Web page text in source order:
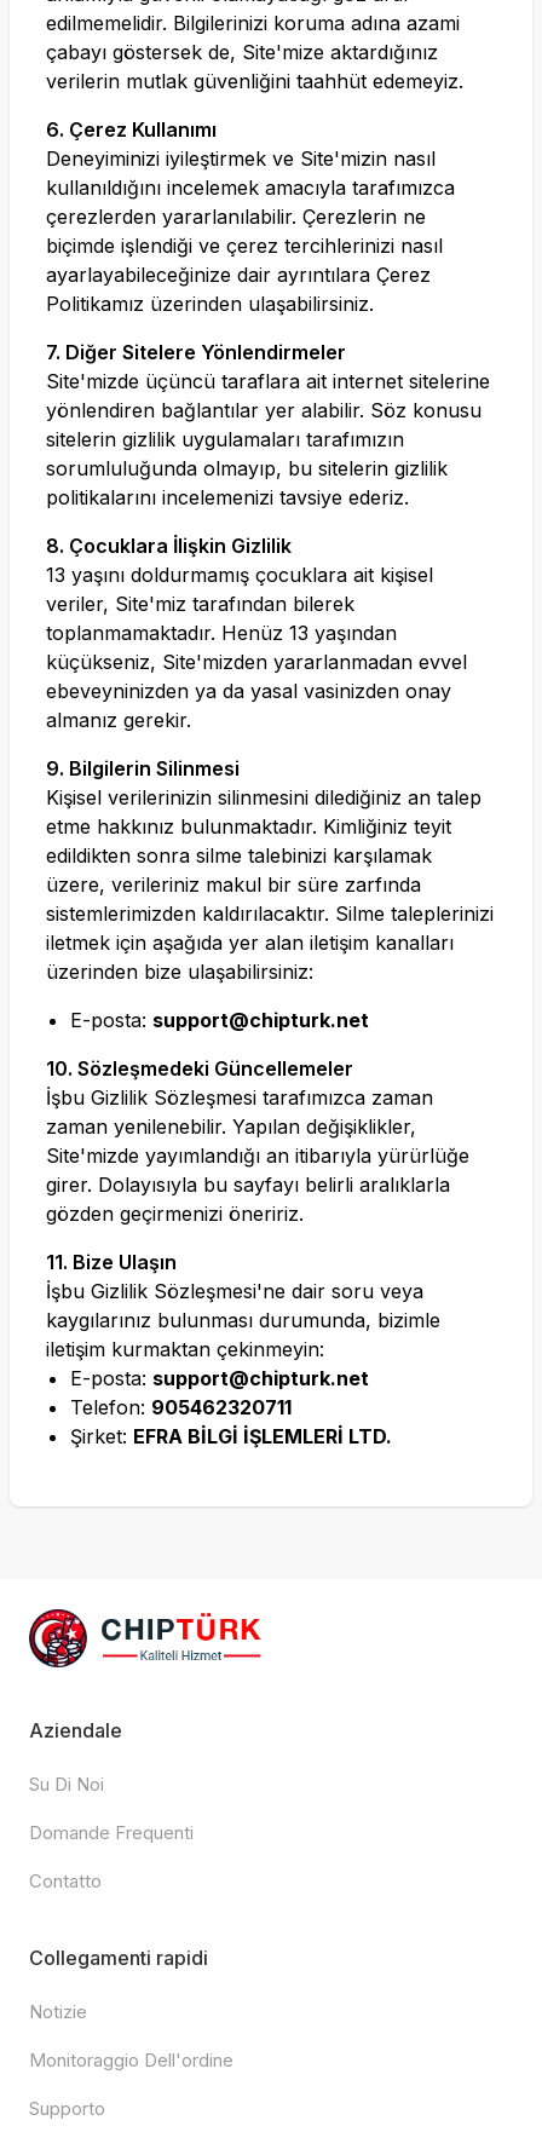
edilmemelidir. Bilgilerinizi koruma adına azami
çabayı göstersek de, Site'mize aktardığınız
verilerin mutlak güvenliğini taahhüt edemeyiz.
6. Çerez Kullanımı
Deneyiminizi iyileştirmek ve Site'mizin nasıl
kullanıldığını incelemek amacıyla tarafımızca
çerezlerden yararlanılabilir. Çerezlerin ne
biçimde işlendiği ve çerez tercihlerinizi nasıl
ayarlayabileceğinize dair ayrıntılara Çerez
Politikamız üzerinden ulaşabilirsiniz.
7. Diğer Sitelere Yönlendirmeler
Site'mizde üçüncü taraflara ait internet sitelerine
yönlendiren bağlantılar yer alabilir. Söz konusu
sitelerin gizlilik uygulamaları tarafımızın
sorumluluğunda olmayıp, bu sitelerin gizlilik
politikalarını incelemenizi tavsiye ederiz.
8. Çocuklara İlişkin Gizlilik
13 yaşını doldurmamış çocuklara ait kişisel
veriler, Site'miz tarafından bilerek
toplanmamaktadır. Henüz 13 yaşından
küçükseniz, Site'mizden yararlanmadan evvel
ebeveyninizden ya da yasal vasinizden onay
almanız gerekir.
9. Bilgilerin Silinmesi
Kişisel verilerinizin silinmesini dilediğiniz an talep
etme hakkınız bulunmaktadır. Kimliğiniz teyit
edildikten sonra silme talebinizi karşılamak
üzere, verileriniz makul bir süre zarfında
sistemlerimizden kaldırılacaktır. Silme taleplerinizi
iletmek için aşağıda yer alan iletişim kanalları
üzerinden bize ulaşabilirsiniz:
E-posta: support@chipturk.net
10. Sözleşmedeki Güncellemeler
İşbu Gizlilik Sözleşmesi tarafımızca zaman
zaman yenilenebilir. Yapılan değişiklikler,
Site'mizde yayımlandığı an itibarıyla yürürlüğe
girer. Dolayısıyla bu sayfayı belirli aralıklarla
gözden geçirmenizi öneririz.
11. Bize Ulaşın
İşbu Gizlilik Sözleşmesi'ne dair soru veya
kaygılarınız bulunması durumunda, bizimle
iletişim kurmaktan çekinmeyin:
E-posta: support@chipturk.net
Telefon: 905462320711
Şirket: EFRA BİLGİ İŞLEMLERİ LTD.
Aziendale
Su Di Noi
Domande Frequenti
Contatto
Collegamenti rapidi
Notizie
Monitoraggio Dell'ordine
Supporto